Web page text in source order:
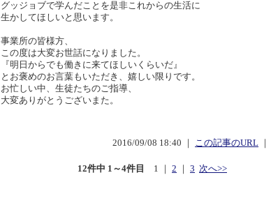
グッジョブで学んだことを是非これからの生活に
生かしてほしいと思います。
事業所の皆様方、
この度は大変お世話になりました。
『明日からでも働きに来てほしいくらいだ』
とお褒めのお言葉もいただき、嬉しい限りです。
お忙しい中、生徒たちのご指導、
大変ありがとうございまた。
2016/09/08 18:40 ｜ この記事のURL
12件中 1～4件目 1 2 3 次へ>>